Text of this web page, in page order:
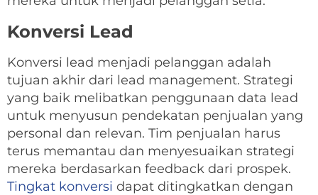
Konversi Lead
Konversi lead menjadi pelanggan adalah
tujuan akhir dari lead management. Strategi
yang baik melibatkan penggunaan data lead
untuk menyusun pendekatan penjualan yang
personal dan relevan. Tim penjualan harus
terus memantau dan menyesuaikan strategi
mereka berdasarkan feedback dari prospek.
Tingkat konversi dapat ditingkatkan dengan